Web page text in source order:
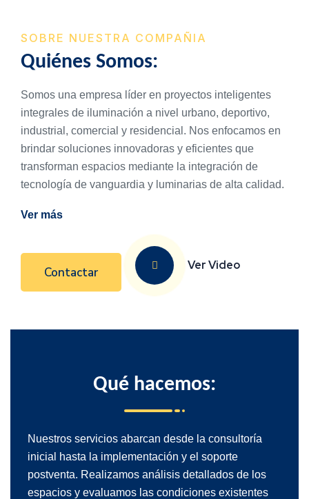
SOBRE NUESTRA COMPAÑIA
Quiénes Somos:
Somos una empresa líder en proyectos inteligentes
integrales de iluminación a nivel urbano, deportivo,
industrial, comercial y residencial. Nos enfocamos en
brindar soluciones innovadoras y eficientes que
transforman espacios mediante la integración de
tecnología de vanguardia y luminarias de alta calidad.
Ver más
Contactar
Contactar
Ver Video
Qué hacemos:
Nuestros servicios abarcan desde la consultoría
inicial hasta la implementación y el soporte
postventa. Realizamos análisis detallados de los
espacios y evaluamos las condiciones existentes